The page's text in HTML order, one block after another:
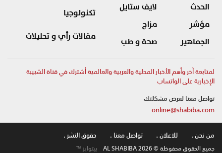
الحدث
مؤشر
الجماهير
لايف ستايل
مزاج
صحة و طب
تكنولوجيا
مقالات رأي و تحليلات
لمتابعة آخر وأهم الأخبار المحلية والعربية والعالمية أشترك في قناة الشبيبة
الإخبارية على الواتساب
تواصل معنا لعرض مشكلتك
online@shabiba.com
من نحن .
للاعلان . تواصل معنا . حقوق النشر .
جميع الحقوق محفوظة © AL SHABIBA 2026 بيتوايز ™